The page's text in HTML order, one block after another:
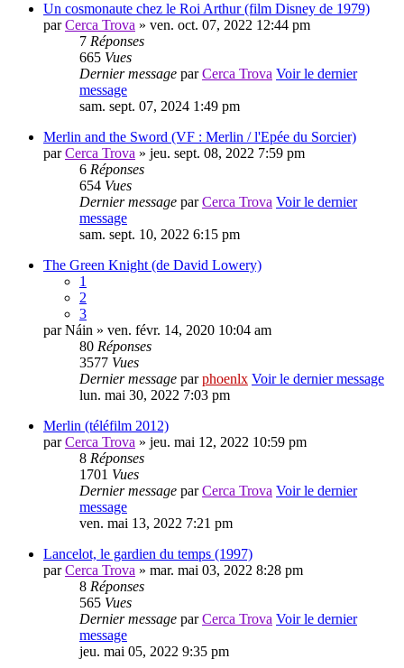
Un cosmonaute chez le Roi Arthur (film Disney de 1979)
parCerca Trova » ven. oct. 07, 2022 12:44 pm
7 Réponses
665 Vues
Dernier message parCerca Trova Voir le dernier
message
sam. sept. 07, 2024 1:49 pm
Merlin and the Sword (VF : Merlin / l'Epée du Sorcier)
parCerca Trova » jeu. sept. 08, 2022 7:59 pm
6 Réponses
654 Vues
Dernier message parCerca Trova Voir le dernier
message
sam. sept. 10, 2022 6:15 pm
The Green Knight (de David Lowery)
1
2
3
parNáin » ven. févr. 14, 2020 10:04 am
80 Réponses
3577 Vues
Dernier message parphoenlx Voir le dernier message
lun. mai 30, 2022 7:03 pm
Merlin (téléfilm 2012)
parCerca Trova » jeu. mai 12, 2022 10:59 pm
8 Réponses
1701 Vues
Dernier message parCerca Trova Voir le dernier
message
ven. mai 13, 2022 7:21 pm
Lancelot, le gardien du temps (1997)
parCerca Trova » mar. mai 03, 2022 8:28 pm
8 Réponses
565 Vues
Dernier message parCerca Trova Voir le dernier
message
jeu. mai 05, 2022 9:35 pm